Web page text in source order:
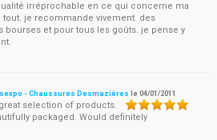
irréprochable en ce qui concerne ma
je recommande vivement. des
bourses et pour tous les goûts. je pense y
- Chaussures Desmazières le04/01/2011
selection of products.
packaged. Would definitely